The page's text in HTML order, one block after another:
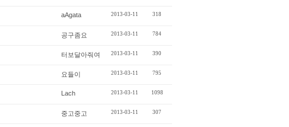
aAgata 2013-03-11 318
공구좀요 2013-03-11 784
터보달아줘여 2013-03-11 390
요들이 2013-03-11 795
Lach 2013-03-11 1098
중고중고 2013-03-11 307